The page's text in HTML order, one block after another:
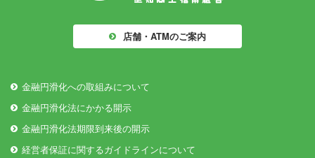
店舗・ATMのご案内
金融円滑化への取組みについて
金融円滑化法にかかる開示
金融円滑化法期限到来後の開示
経営者保証に関するガイドラインについて